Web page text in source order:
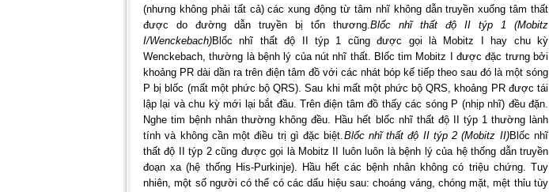
(nhưng không phải tất cả) các xung động từ tâm nhĩ không dẫn truyền xuống tâm thất
được do đường dẫn truyền bị tổn thương.Blốc nhĩ thất độ II týp 1 (Mobitz
I/Wenckebach)Blốc nhĩ thất độ II týp 1 cũng được gọi là Mobitz I hay chu kỳ
Wenckebach, thường là bệnh lý của nút nhĩ thất. Blốc tim Mobitz I được đặc trưng bởi
khoảng PR dài dần ra trên điện tâm đồ với các nhát bóp kế tiếp theo sau đó là một sóng
P bị blốc (mất một phức bộ QRS). Sau khi mất một phức bộ QRS, khoảng PR được tái
lập lại và chu kỳ mới lại bắt đầu. Trên điện tâm đồ thấy các sóng P (nhịp nhĩ) đều đặn.
Nghe tim bệnh nhân thường không đều. Hầu hết blốc nhĩ thất độ II týp 1 thường lành
tính và không cần một điều trị gì đặc biệt.Blốc nhĩ thất độ II týp 2 (Mobitz II)Blốc nhĩ
thất độ II týp 2 cũng được gọi là Mobitz II luôn luôn là bệnh lý của hệ thống dẫn truyền
đoạn xa (hệ thống His-Purkinje). Hầu hết các bệnh nhân không có triệu chứng. Tuy
nhiên, một số người có thể có các dấu hiệu sau: choáng váng, chóng mặt, mệt thỉu tùy